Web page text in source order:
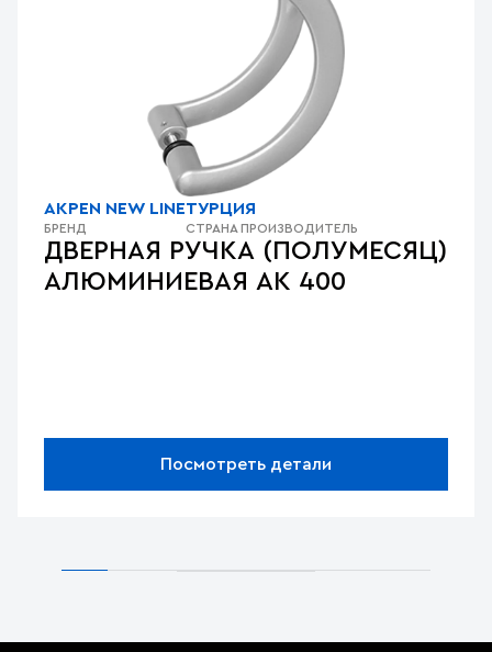
ДВЕРНАЯ РУЧКА (ПОЛУМЕСЯЦ)
АЛЮМИНИЕВАЯ AK 400
AKPEN NEW LINE
БРЕНД
ТУРЦИЯ
СТРАНА ПРОИЗВОДИТЕЛЬ
Посмотреть детали